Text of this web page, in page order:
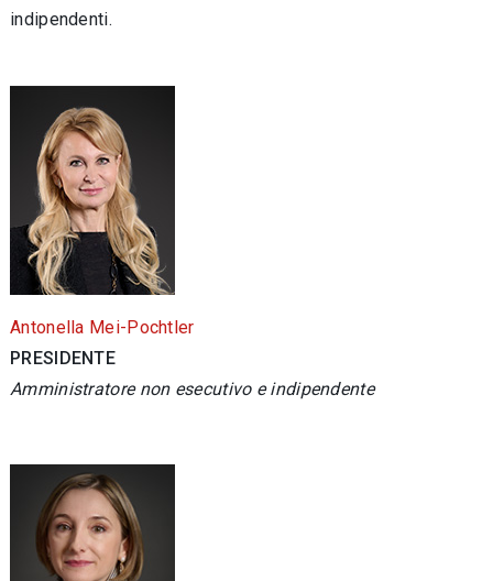
indipendenti.
Antonella Mei-Pochtler
PRESIDENTE
Amministratore non esecutivo e indipendente